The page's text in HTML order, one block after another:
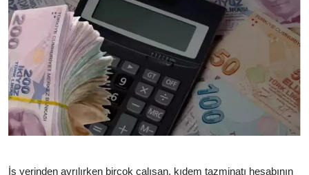
TEKNOLOJİ
BİLGİ
TATİL
RÜYA TABİRİ
İş yerinden ayrılırken birçok çalışan, kıdem tazminatı hesabının